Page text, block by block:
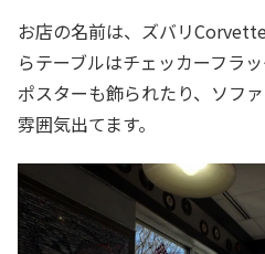
お店の名前は、ズバリ
らテーブルはチェッカーフラ
ポスターも飾られたり、ソフ
雰囲気出てます。